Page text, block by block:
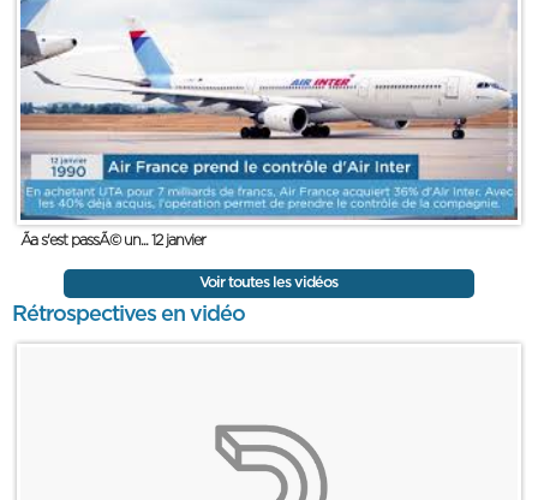
Ãa s'est passÃ© un... 12 janvier
Voir toutes les vidéos
Rétrospectives en vidéo